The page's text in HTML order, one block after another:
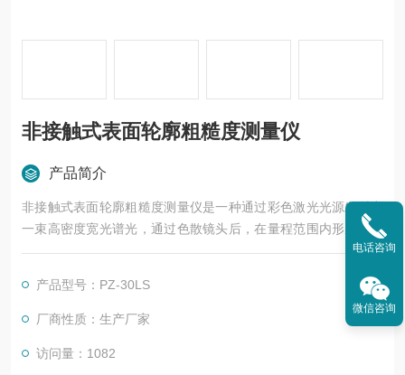
非接触式表面轮廓粗糙度测量仪
产品简介
非接触式表面轮廓粗糙度测量仪是一种通过彩色激光光源发射出
一束高密度宽光谱光，通过色散镜头后，在量程范围内形成不同
波长的单色光，每个波长对应一个距离值。测量光射到物体表面
测到它被广泛应用在各种不同的精密产业中如油墨厚度测量，ML
CC厚度测量，厚膜电路测量，银浆厚度测量，激光刻蚀测量，涂
产品型号：PZ-30LS
厂商性质：生产厂家
访问量：1082
电话咨询
微信咨询